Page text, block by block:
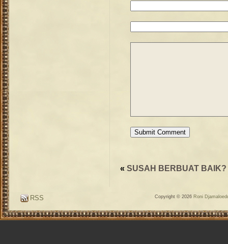
« SUSAH BERBUAT BAIK?
Copyright © 2026 Roni
RSS